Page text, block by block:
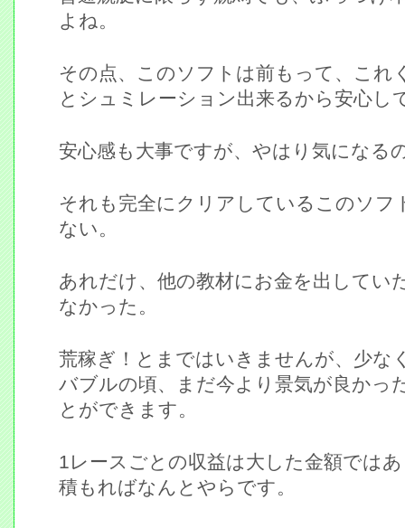
よね。
その点、このソフトは前もって、これ
とシュミレーション出来るから安心し
安心感も大事ですが、やはり気になる
それも完全にクリアしているこのソフ
ない。
あれだけ、他の教材にお金を出してい
なかった。
荒稼ぎ！とまではいきませんが、少な
バブルの頃、まだ今より景気が良かっ
とができます。
1レースごとの収益は大した金額では
積もればなんとやらです。